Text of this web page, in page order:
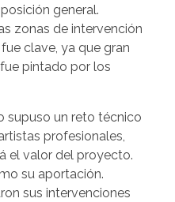
general.
zonas de intervención
clave, ya que gran
pintado por los
supuso un reto técnico
profesionales,
el valor del proyecto.
su aportación.
sus intervenciones